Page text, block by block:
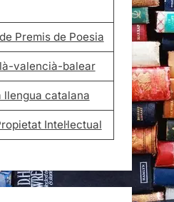
Premis de Poesia
valencià-balear
llengua catalana
Intel·lectual